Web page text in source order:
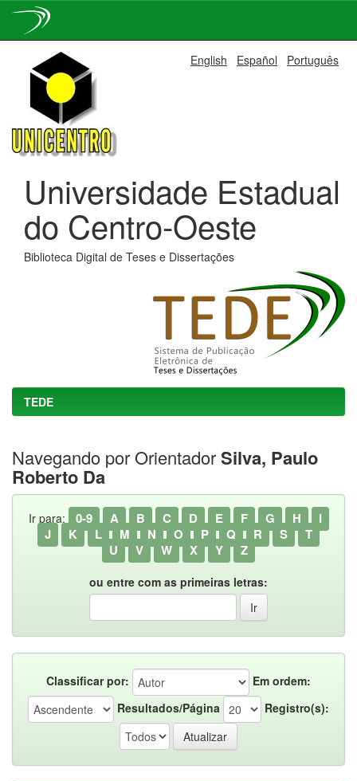
navigation
English Español Português
Universidade Estadual
do Centro-Oeste
Biblioteca Digital de Teses e Dissertações
TEDE
Navegando por OrientadorSilva, Paulo
Roberto Da
Ir para: 0-9 A B C D E F G H
I
J
K L M N O P Q R S
T
U
V W X Y Z
ou entre com as primeiras letras:
Classificar por:
Em ordem:
Resultados/Página
Registro(s):